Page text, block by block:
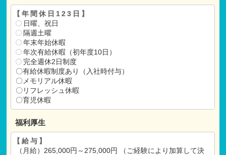
↓
内定
↓
ご入社
【年間休日123日】
日曜、祝日
隔週土曜
年末年始休暇
年次有給休暇（初年度10日）
完全週休2日制度
〇有給休暇制度あり（入社時付与）
〇メモリアル休暇
〇リフレッシュ休暇
〇育児休暇
福利厚生
【給与】
（月給）265,000円～275,000円 （ご経験により加算して決